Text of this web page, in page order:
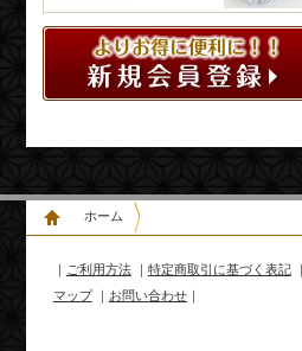
ホーム
ご利用方法｜ 特定商取引に基づく表記｜
マップ｜ お問い合わせ｜